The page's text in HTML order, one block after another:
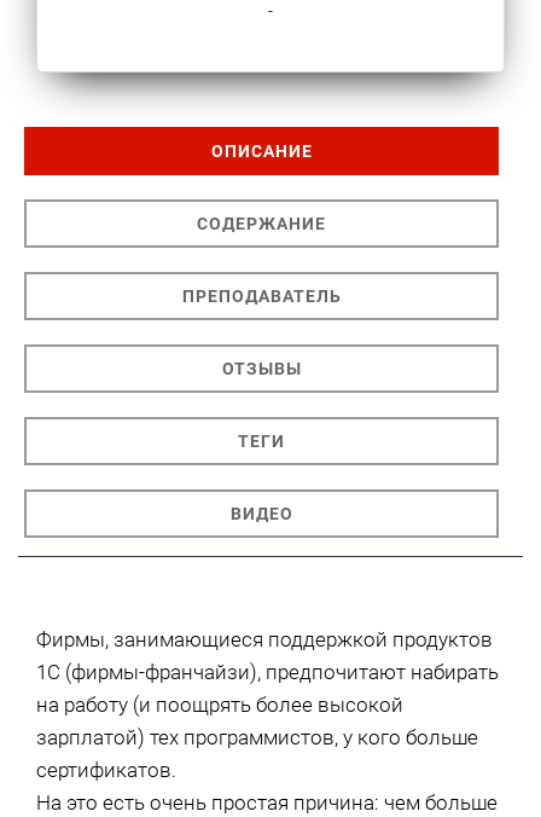
-
ОПИСАНИЕ
СОДЕРЖАНИЕ
ПРЕПОДАВАТЕЛЬ
ОТЗЫВЫ
ТЕГИ
ВИДЕО
Фирмы, занимающиеся поддержкой продуктов
1С (фирмы-франчайзи), предпочитают набирать
на работу (и поощрять более высокой
зарплатой) тех программистов, у кого больше
сертификатов.
На это есть очень простая причина: чем больше